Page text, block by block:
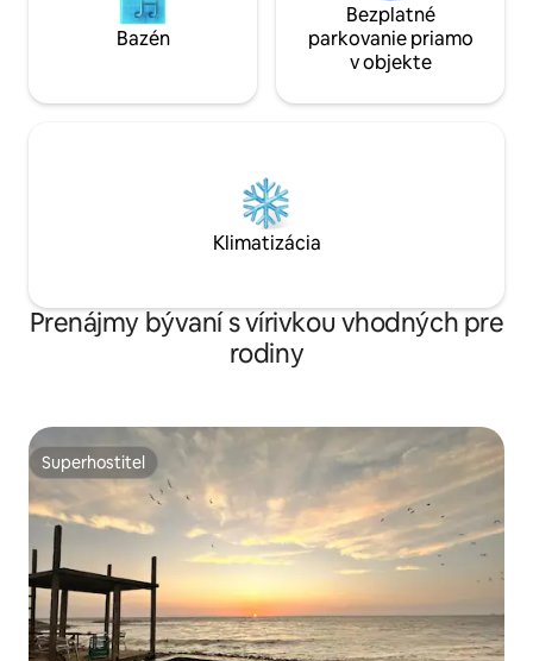
Bazén
Bezplatné
parkovanie priamo
v objekte
Klimatizácia
Prenájmy bývaní s vírivkou vhodných pre
rodiny
Superhostiteľ
Superhostiteľ